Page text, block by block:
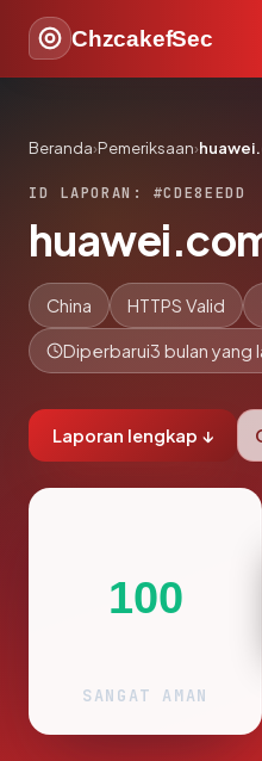
ChzcakefSec
Beranda›Pemeriksaan›
ID LAPORAN: #CDE8EEDD
China HTTPS Valid
Diperbarui3 bulan yang
Laporan lengkap ↓
100
SANGAT AMAN